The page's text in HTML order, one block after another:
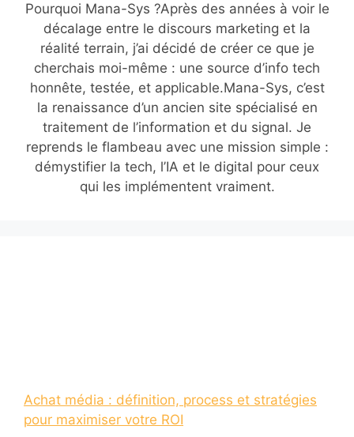
Pourquoi Mana-Sys ?Après des années à voir le
décalage entre le discours marketing et la
réalité terrain, j’ai décidé de créer ce que je
cherchais moi-même : une source d’info tech
honnête, testée, et applicable.Mana-Sys, c’est
la renaissance d’un ancien site spécialisé en
traitement de l’information et du signal. Je
reprends le flambeau avec une mission simple :
démystifier la tech, l’IA et le digital pour ceux
qui les implémentent vraiment.
Achat média : définition, process et stratégies
pour maximiser votre ROI